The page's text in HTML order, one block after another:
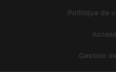
Politique de
Gestion